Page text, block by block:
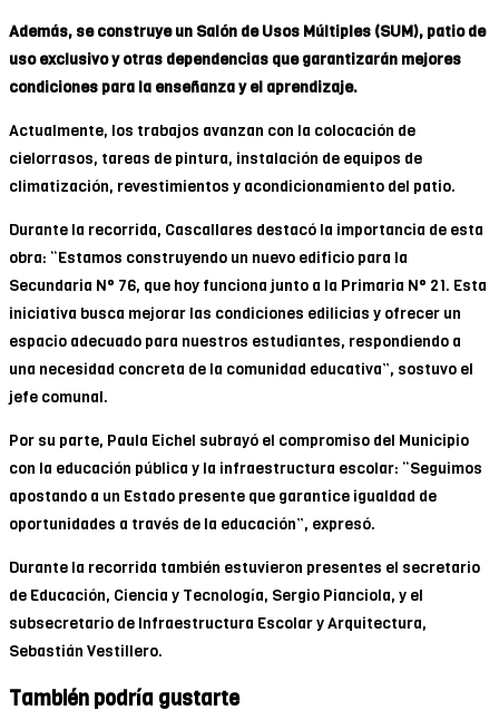
Además, se construye un Salón de Usos Múltiples (SUM), patio de
uso exclusivo y otras dependencias que garantizarán mejores
condiciones para la enseñanza y el aprendizaje.
Actualmente, los trabajos avanzan con la colocación de
cielorrasos, tareas de pintura, instalación de equipos de
climatización, revestimientos y acondicionamiento del patio.
Durante la recorrida, Cascallares destacó la importancia de esta
obra: “Estamos construyendo un nuevo edificio para la
Secundaria N° 76, que hoy funciona junto a la Primaria N° 21. Esta
iniciativa busca mejorar las condiciones edilicias y ofrecer un
espacio adecuado para nuestros estudiantes, respondiendo a
una necesidad concreta de la comunidad educativa”, sostuvo el
jefe comunal.
Por su parte, Paula Eichel subrayó el compromiso del Municipio
con la educación pública y la infraestructura escolar: “Seguimos
apostando a un Estado presente que garantice igualdad de
oportunidades a través de la educación”, expresó.
Durante la recorrida también estuvieron presentes el secretario
de Educación, Ciencia y Tecnología, Sergio Pianciola, y el
subsecretario de Infraestructura Escolar y Arquitectura,
Sebastián Vestillero.
También podría gustarte